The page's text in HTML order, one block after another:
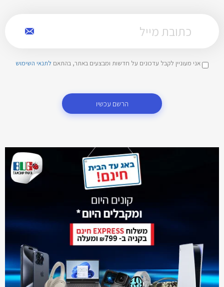
אני מעוניין לקבל עדכונים על חדשות ומבצעים באתר, בהתאם לתנאי השימוש
הרשם עכשיו